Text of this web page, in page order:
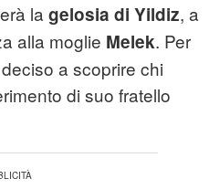
la gelosia di Yildiz, a
alla moglie Melek. Per
a scoprire chi
di suo fratello